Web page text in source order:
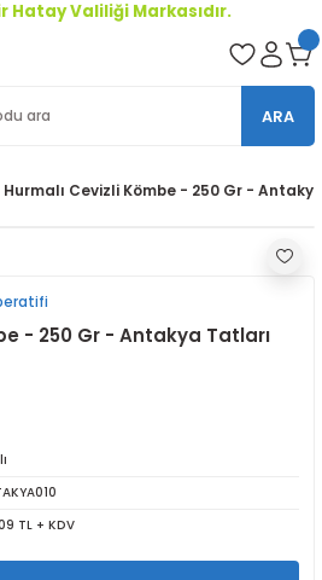
Hatay Valiliği Markasıdır.
ARA
Hurmalı Cevizli Kömbe - 250 Gr -
- 250 Gr - Antakya Tatları
TL + KDV